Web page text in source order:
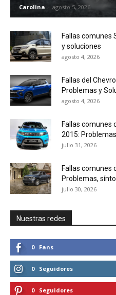
Carolina - agosto 5, 2026
Fallas comunes
y soluciones
agosto 4, 2026
Fallas del
Problemas y
agosto 4, 2026
Fallas comunes
2015:
julio 31, 2026
Fallas comunes
Problemas,
julio 30, 2026
Nuestras redes
0 Fans
0 Seguidores
0 Seguidores